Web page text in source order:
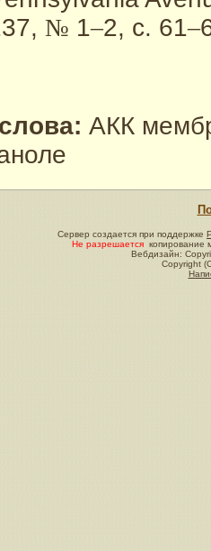
№ 1–2, с. 61–
АКК
Сервер создается при поддержке
Не разрешается копирование
Вебдизайн:
Copyright